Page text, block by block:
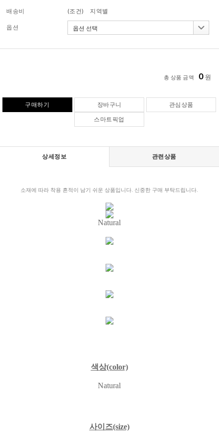
배송비 (조건) 지역별
옵션
총 상품 금액 0 원
구매하기 장바구니
관심상품
스마트픽업
상세정보 관련상품
소재에 따라 착용 흔적이 남기 쉬운 상품입니다. 신중한 구매 부탁드립니다.
Natural
색상(color)
Natural
사이즈(size)